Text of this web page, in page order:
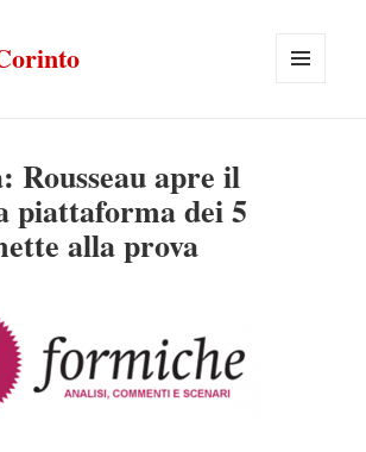
Rousseau apre il
piattaforma dei 5
alla prova